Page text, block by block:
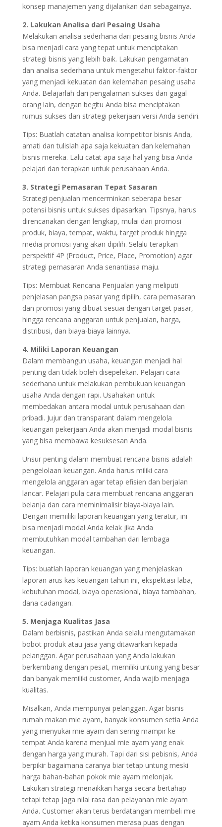
konsep manajemen yang dijalankan dan sebagainya.
2. Lakukan Analisa dari Pesaing Usaha
Melakukan analisa sederhana dari pesaing bisnis Anda
bisa menjadi cara yang tepat untuk menciptakan
strategi bisnis yang lebih baik. Lakukan pengamatan
dan analisa sederhana untuk mengetahui faktor-faktor
yang menjadi kekuatan dan kelemahan pesaing usaha
Anda. Belajarlah dari pengalaman sukses dan gagal
orang lain, dengan begitu Anda bisa menciptakan
rumus sukses dan strategi pekerjaan versi Anda sendiri.
Tips: Buatlah catatan analisa kompetitor bisnis Anda,
amati dan tulislah apa saja kekuatan dan kelemahan
bisnis mereka. Lalu catat apa saja hal yang bisa Anda
pelajari dan terapkan untuk perusahaan Anda.
3. Strategi Pemasaran Tepat Sasaran
Strategi penjualan mencerminkan seberapa besar
potensi bisnis untuk sukses dipasarkan. Tipsnya, harus
direncanakan dengan lengkap, mulai dari promosi
produk, biaya, tempat, waktu, target produk hingga
media promosi yang akan dipilih. Selalu terapkan
perspektif 4P (Product, Price, Place, Promotion) agar
strategi pemasaran Anda senantiasa maju.
Tips: Membuat Rencana Penjualan yang meliputi
penjelasan pangsa pasar yang dipilih, cara pemasaran
dan promosi yang dibuat sesuai dengan target pasar,
hingga rencana anggaran untuk penjualan, harga,
distribusi, dan biaya-biaya lainnya.
4. Miliki Laporan Keuangan
Dalam membangun usaha, keuangan menjadi hal
penting dan tidak boleh disepelekan. Pelajari cara
sederhana untuk melakukan pembukuan keuangan
usaha Anda dengan rapi. Usahakan untuk
membedakan antara modal untuk perusahaan dan
pribadi. Jujur dan transparant dalam mengelola
keuangan pekerjaan Anda akan menjadi modal bisnis
yang bisa membawa kesuksesan Anda.
Unsur penting dalam membuat rencana bisnis adalah
pengelolaan keuangan. Anda harus miliki cara
mengelola anggaran agar tetap efisien dan berjalan
lancar. Pelajari pula cara membuat rencana anggaran
belanja dan cara meminimalisir biaya-biaya lain.
Dengan memiliki laporan keuangan yang teratur, ini
bisa menjadi modal Anda kelak jika Anda
membutuhkan modal tambahan dari lembaga
keuangan.
Tips: buatlah laporan keuangan yang menjelaskan
laporan arus kas keuangan tahun ini, ekspektasi laba,
kebutuhan modal, biaya operasional, biaya tambahan,
dana cadangan.
5. Menjaga Kualitas Jasa
Dalam berbisnis, pastikan Anda selalu mengutamakan
bobot produk atau jasa yang ditawarkan kepada
pelanggan. Agar perusahaan yang Anda lakukan
berkembang dengan pesat, memiliki untung yang besar
dan banyak memiliki customer, Anda wajib menjaga
kualitas.
Misalkan, Anda mempunyai pelanggan. Agar bisnis
rumah makan mie ayam, banyak konsumen setia Anda
yang menyukai mie ayam dan sering mampir ke
tempat Anda karena menjual mie ayam yang enak
dengan harga yang murah. Tapi dari sisi pebisnis, Anda
berpikir bagaimana caranya biar tetap untung meski
harga bahan-bahan pokok mie ayam melonjak.
Lakukan strategi menaikkan harga secara bertahap
tetapi tetap jaga nilai rasa dan pelayanan mie ayam
Anda. Customer akan terus berdatangan membeli mie
ayam Anda ketika konsumen merasa puas dengan